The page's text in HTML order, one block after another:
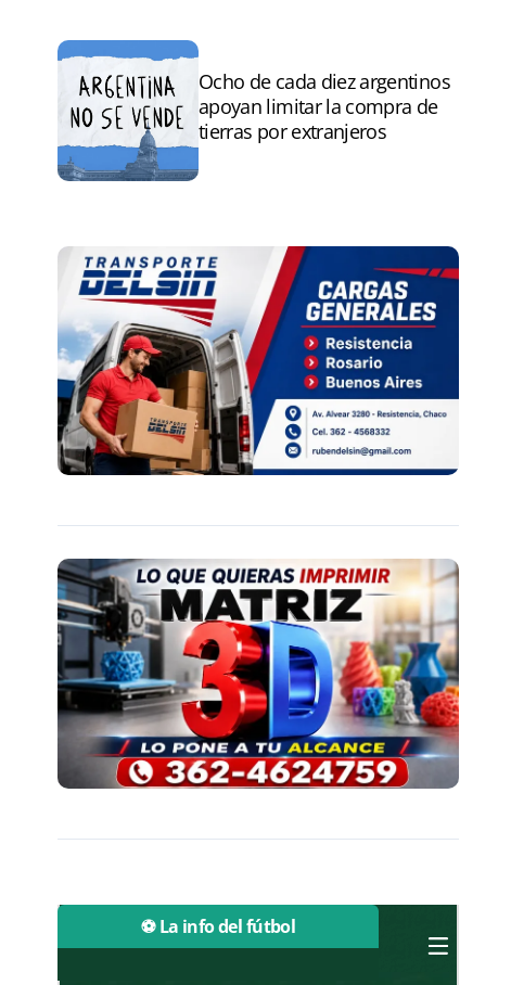
Ocho de cada diez argentinos
apoyan limitar la compra de
tierras por extranjeros
⚽ La info del fútbol